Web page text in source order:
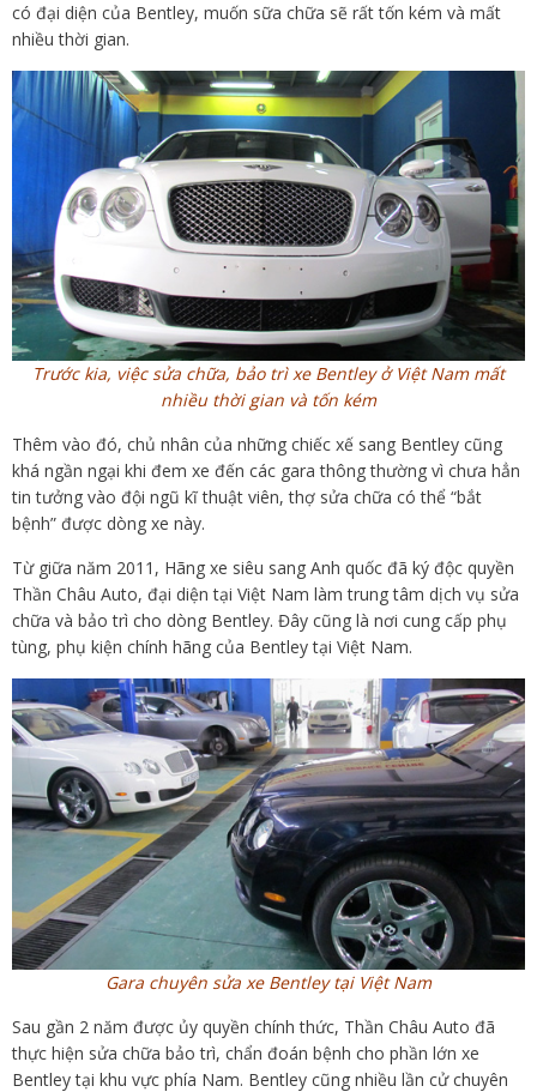
có đại diện của Bentley, muốn sữa chữa sẽ rất tốn kém và mất
nhiều thời gian.
Trước kia, việc sửa chữa, bảo trì xe Bentley ở Việt Nam mất
nhiều thời gian và tốn kém
Thêm vào đó, chủ nhân của những chiếc xế sang Bentley cũng
khá ngần ngại khi đem xe đến các gara thông thường vì chưa hẳn
tin tưởng vào đội ngũ kĩ thuật viên, thợ sửa chữa có thể “bắt
bệnh” được dòng xe này.
Từ giữa năm 2011, Hãng xe siêu sang Anh quốc đã ký độc quyền
Thần Châu Auto, đại diện tại Việt Nam làm trung tâm dịch vụ sửa
chữa và bảo trì cho dòng Bentley. Đây cũng là nơi cung cấp phụ
tùng, phụ kiện chính hãng của Bentley tại Việt Nam.
Gara chuyên sửa xe Bentley tại Việt Nam
Sau gần 2 năm được ủy quyền chính thức, Thần Châu Auto đã
thực hiện sửa chữa bảo trì, chẩn đoán bệnh cho phần lớn xe
Bentley tại khu vực phía Nam. Bentley cũng nhiều lần cử chuyên